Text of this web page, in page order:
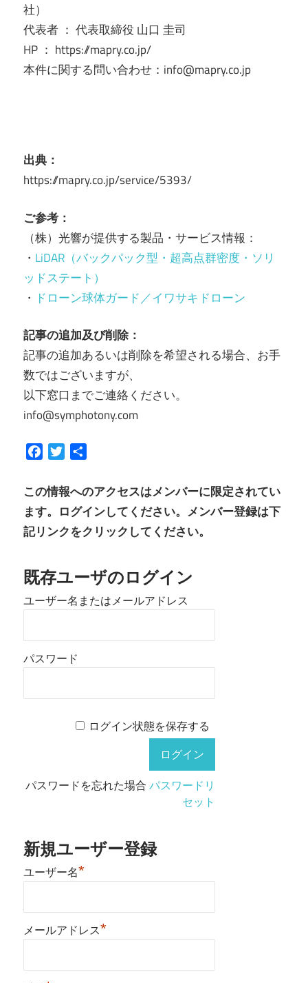
社）
代表者 ： 代表取締役 山口 圭司
HP ： https://mapry.co.jp/
本件に関する問い合わせ：info@mapry.co.jp
出典：
https://mapry.co.jp/service/5393/
ご参考：
（株）光響が提供する製品・サービス情報：
・ LiDAR（バックパック型・超高点群密度・ソリ
ッドステート）
・ ドローン球体ガード／イワサキドローン
記事の追加及び削除：
記事の追加あるいは削除を希望される場合、お手
数ではございますが、
以下窓口までご連絡ください。
info@symphotony.com
FacebookTwitter
この情報へのアクセスはメンバーに限定されてい
ます。ログインしてください。メンバー登録は下
記リンクをクリックしてください。
既存ユーザのログイン
ユーザー名またはメールアドレス
パスワード
ログイン状態を保存する
パスワードを忘れた場合パスワードリ
セット
新規ユーザー登録
ユーザー名*
メールアドレス*